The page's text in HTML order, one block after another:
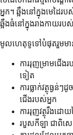
អ្នក។ ឆ្អឹងនៅក្នុងមេដ
ឆ្អឹងធំនៅក្នុងរាងកាយរប
មូលហេតុទូទៅបំផុតរួមមា
ការរុញម្រាមជើងរ
ទៀត
ការធ្លាក់វត្ថុធ្ង
ជើងរបស់អ្នក
ការរុញវត្ថុរឹងដោយ
របួសកីឡា ជាពិស